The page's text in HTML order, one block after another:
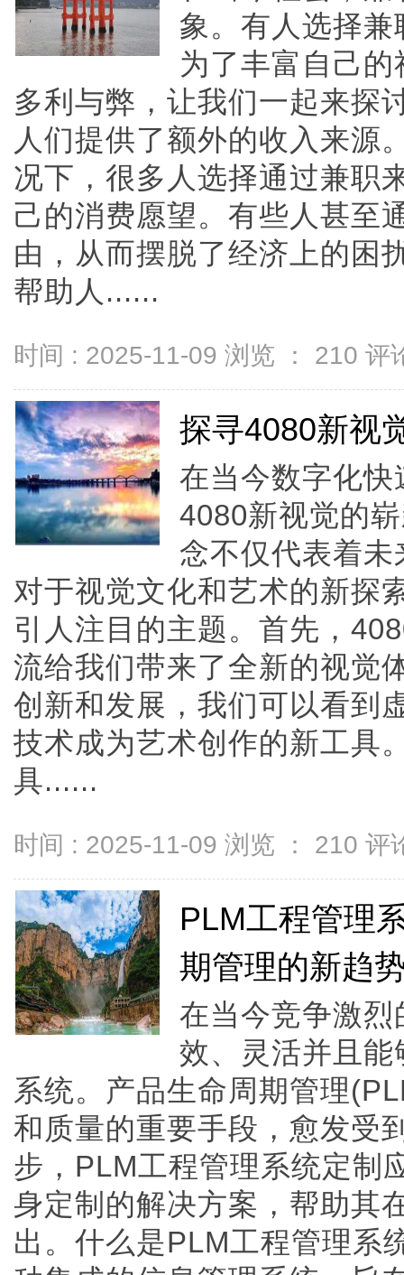
象。有人选择
为了丰富自己
多利与弊，让我们一起来探
人们提供了额外的收入来源
况下，很多人选择通过兼职
己的消费愿望。有些人甚至
由，从而摆脱了经济上的困
帮助人......
时间 : 2025-11-09 浏览 ： 210 评
探寻4080新视
在当今数字化
4080新视觉的
念不仅代表着
对于视觉文化和艺术的新探
引人注目的主题。首先，
流给我们带来了全新的视觉
创新和发展，我们可以看到
技术成为艺术创作的新工具
具......
时间 : 2025-11-09 浏览 ： 210 评
PLM工程管理
期管理的新趋
在当今竞争激
效、灵活并且
系统。产品生命周期管理
和质量的重要手段，愈发受
步，PLM工程管理系统定制
身定制的解决方案，帮助其
出。什么是PLM工程管理系